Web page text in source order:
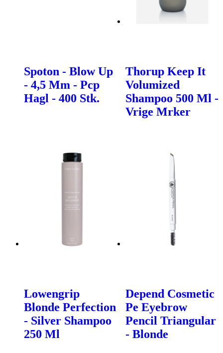
Spoton - Blow Up
- 4,5 Mm - Pcp
Hagl - 400 Stk.
Thorup Keep It
Volumized
Shampoo 500 Ml -
Vrige Mrker
Lowengrip
Blonde Perfection
- Silver Shampoo
250 Ml
Depend Cosmetic
Pe Eyebrow
Pencil Triangular
- Blonde